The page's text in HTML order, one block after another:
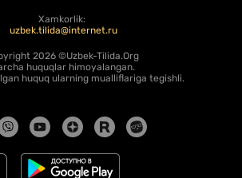
Xamkorlik:
uzbek.tilida@internet.ru
2026 ©Uzbek-Tilida.Org
huquqlar himoyalangan.
huquq ularning mualliflariga tegishli.